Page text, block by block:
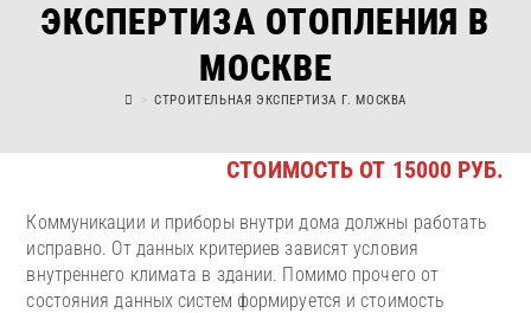
ЭКСПЕРТИЗА ОТОПЛЕНИЯ В
МОСКВЕ
> СТРОИТЕЛЬНАЯ ЭКСПЕРТИЗА Г. МОСКВА
СТОИМОСТЬ ОТ 15000 РУБ.
Коммуникации и приборы внутри дома должны работать
исправно. От данных критериев зависят условия
внутреннего климата в здании. Помимо прочего от
состояния данных систем формируется и стоимость